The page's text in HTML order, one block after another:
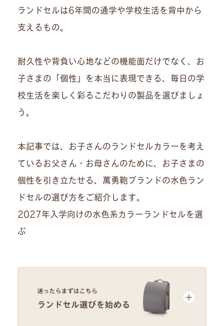
ランドセルは6年間の通学や学校生活を背中から
支えるもの。
耐久性や背負い心地などの機能面だけでなく、お
子さまの「個性」を本当に表現できる、毎日の学
校生活を楽しく彩るこだわりの製品を選びましょ
う。
本記事では、お子さんのランドセルカラーを考え
ているお父さん・お母さんのために、お子さまの
個性を引き立たせる、萬勇鞄ブランドの水色ラン
ドセルの選び方をご紹介します。
2027年入学向けの水色系カラーランドセルを選
ぶ